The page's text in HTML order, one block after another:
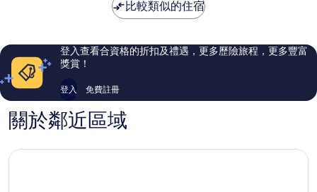
價
篇
價
價
篇
比較類似的住宿
登入查看合資格的折扣及禮遇，更多歷險旅程，更多豐富
獎賞！
登入 免費註冊
關於鄰近區域